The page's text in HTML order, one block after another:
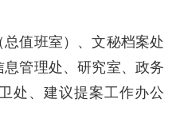
值班室）、文秘档案处
息管理处、研究室、政务
处、建议提案工作办公